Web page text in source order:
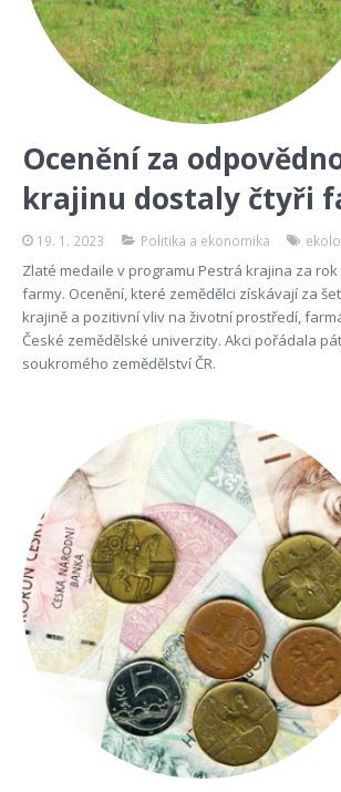
Ocenění za
krajinu dostaly čtyři
19. 1. 2023 Politika a ekonomika
Zlaté medaile v programu Pestrá krajina za rok
farmy. Ocenění, které zemědělci získávají za
krajině a pozitivní vliv na životní prostředí,
České zemědělské univerzity. Akci pořádala
soukromého zemědělství ČR.